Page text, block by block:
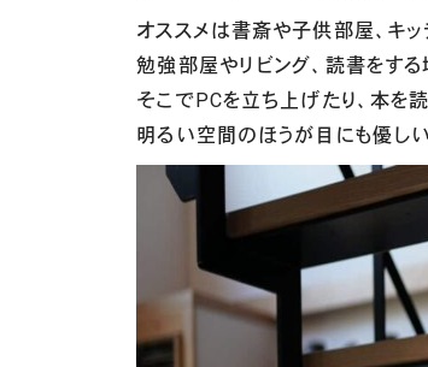
オススメは書斎や子供部屋、キ
勉強部屋やリビング、読書をす
そこでPCを立ち上げたり、本を読
明るい空間のほうが目にも優し